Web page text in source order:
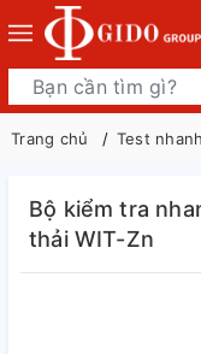
Trang chủ Test
Bộ kiểm tra
thải WIT-Zn